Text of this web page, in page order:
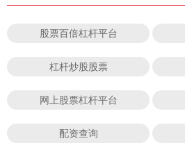
股票百倍杠杆平台
杠杆炒股股票
网上股票杠杆平台
配资查询